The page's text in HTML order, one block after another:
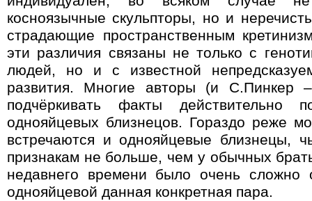
косноязычные скульпторы, но и
страдающие пространственным
эти различия связаны не только с
людей, но и с известной
развития. Многие авторы (и С.Пинкер
подчёркивать факты действительно
однояйцевых близнецов. Гораздо реже
встречаются и однояйцевые близнецы,
признакам не больше, чем у обычных
недавнего времени было очень сложно
однояйцевой данная конкретная пара.